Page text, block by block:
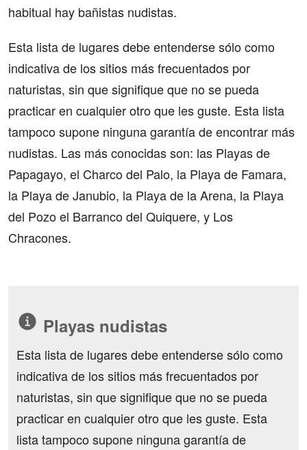
habitual hay bañistas nudistas.
Esta lista de lugares debe entenderse sólo como
indicativa de los sitios más frecuentados por
naturistas, sin que signifique que no se pueda
practicar en cualquier otro que les guste. Esta lista
tampoco supone ninguna garantía de encontrar más
nudistas. Las más conocidas son: las Playas de
Papagayo, el Charco del Palo, la Playa de Famara,
la Playa de Janubio, la Playa de la Arena, la Playa
del Pozo el Barranco del Quiquere, y Los
Chracones.
Playas nudistas
Esta lista de lugares debe entenderse sólo como
indicativa de los sitios más frecuentados por
naturistas, sin que signifique que no se pueda
practicar en cualquier otro que les guste. Esta
lista tampoco supone ninguna garantía de